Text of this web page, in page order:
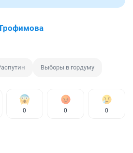
Выборы в гордуму
0 0 0